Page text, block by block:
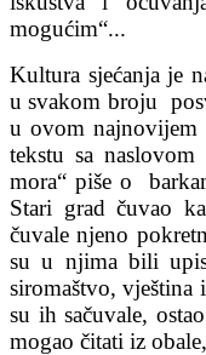
mogućim“...
Kultura sjećanja je
u svakom broju
u ovom najnovijem
tekstu sa
mora“ piše o
Stari grad čuvao
čuvale njeno
su u njima bili
siromaštvo, vještina
su ih sačuvale,
mogao čitati iz